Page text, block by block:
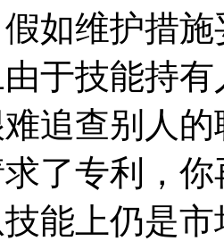
如维护措
于技能持
追查别人
了专利，
能上仍是